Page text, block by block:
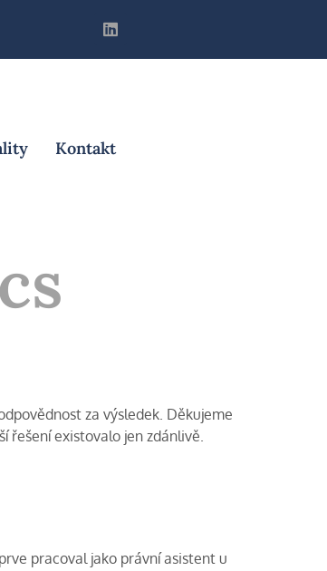
Kontakt
za výsledek. Děkujeme
existovalo jen zdánlivě.
pracoval jako právní asistent u